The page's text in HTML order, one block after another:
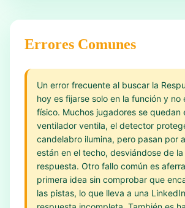
Errores Comunes
Un error frecuente al buscar la
hoy es fijarse solo en la función y no
físico. Muchos jugadores se quedan
ventilador ventila, el detector
candelabro ilumina, pero pasan por
están en el techo, desviándose de
respuesta. Otro fallo común es
primera idea sin comprobar que
las pistas, lo que lleva a una